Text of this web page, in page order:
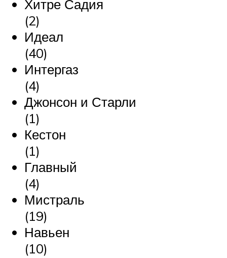
Хитре Садия
(2)
Идеал
(40)
Интергаз
(4)
Джонсон и Старли
(1)
Кестон
(1)
Главный
(4)
Мистраль
(19)
Навьен
(10)